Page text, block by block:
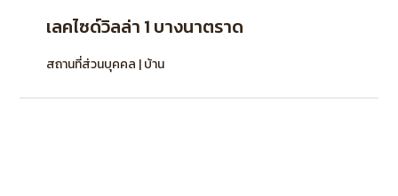
เลคไซด์วิลล่า 1 บางนาตราด
สถานที่ส่วนบุคคล | บ้าน